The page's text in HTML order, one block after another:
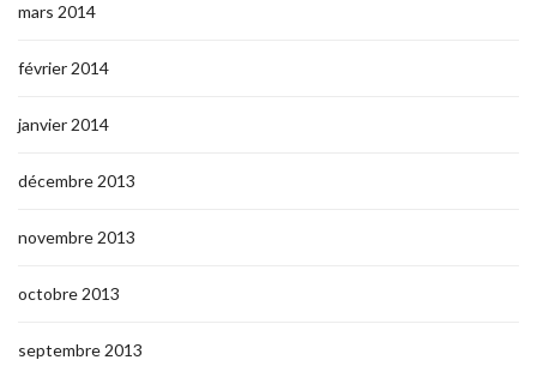
mars 2014
février 2014
janvier 2014
décembre 2013
novembre 2013
octobre 2013
septembre 2013